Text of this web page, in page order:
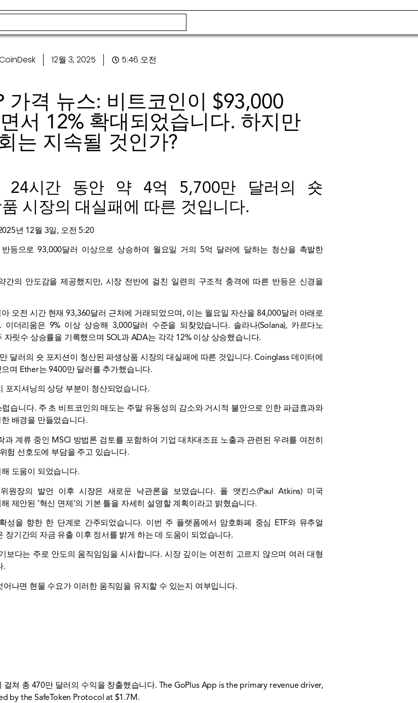
12월 3, 2025 5:46 오전
가격 뉴스: 비트코인이 $93,000
서 12% 확대되었습니다. 하지만
는 지속될 것인가?
24시간 동안 약 4억 5,700만 달러의 숏
시장의 대실패에 따른 것입니다.
년 12월 3일, 오전 5:20
등으로 93,000달러 이상으로 상승하여 월요일 거의 5억 달러에 달하는 청산을 촉발한
의 안도감을 제공했지만, 시장 전반에 걸친 일련의 구조적 충격에 따른 반등은 신경을
오전 시간 현재 93,360달러 근처에 거래되었으며, 이는 월요일 자산을 84,000달러 아래로
더리움은 9% 이상 상승해 3,000달러 수준을 되찾았습니다. 솔라나(Solana), 카르다노
자릿수 상승률을 기록했으며 SOL과 ADA는 각각 12% 이상 상승했습니다.
달러의 숏 포지션이 청산된 파생상품 시장의 대실패에 따른 것입니다. Coinglass 데이터에
며 Ether는 9400만 ​​달러를 추가했습니다.
포지셔닝의 상당 부분이 청산되었습니다.
습니다. 주 초 비트코인의 매도는 주말 유동성의 감소와 거시적 불안으로 인한 파급효과와
배경을 만들었습니다.
계류 중인 MSCI 방법론 검토를 포함하여 기업 대차대조표 노출과 관련된 우려를 여전히
험 선호도에 부담을 주고 있습니다.
도움이 되었습니다.
원장의 발언 이후 시장은 새로운 낙관론을 보였습니다. 폴 앳킨스(Paul Atkins) 미국
제안된 ‘혁신 면제’의 기본 틀을 자세히 설명할 계획이라고 밝혔습니다.
을 향한 한 단계로 간주되었습니다. 이번 주 플랫폼에서 암호화폐 중심 ETF와 뮤추얼
기간의 자금 유출 이후 정서를 밝게 하는 데 도움이 되었습니다.
보다는 주로 안도의 움직임임을 시사합니다. 시장 깊이는 여전히 고르지 않으며 여러 대형
.
나면 현물 수요가 이러한 움직임을 유지할 수 있는지 여부입니다.
쳐 총 470만 달러의 수익을 창출했습니다. The GoPlus App is the primary revenue driver,
by the SafeToken Protocol at $1.7M.